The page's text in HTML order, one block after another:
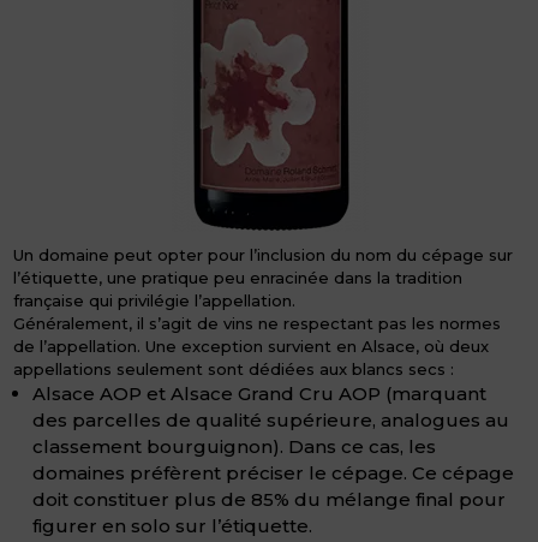
Un domaine peut opter pour l’inclusion du nom du cépage sur
l’étiquette, une pratique peu enracinée dans la tradition
française qui privilégie l’appellation.
Généralement, il s’agit de vins ne respectant pas les normes
de l’appellation. Une exception survient en Alsace, où deux
appellations seulement sont dédiées aux blancs secs :
Alsace AOP et Alsace Grand Cru AOP (marquant
des parcelles de qualité supérieure, analogues au
classement bourguignon). Dans ce cas, les
domaines préfèrent préciser le cépage. Ce cépage
doit constituer plus de 85% du mélange final pour
figurer en solo sur l’étiquette.